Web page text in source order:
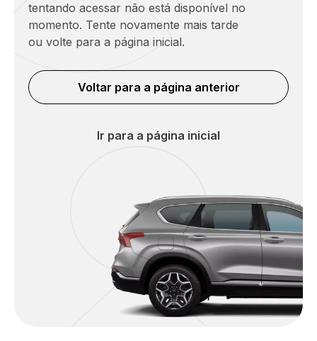
tentando acessar não está disponível no
momento. Tente novamente mais tarde
ou volte para a página inicial.
Voltar para a página anterior
Ir para a página inicial